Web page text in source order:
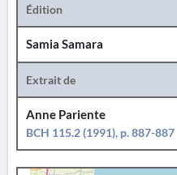
Édition
Samia Samara
Extrait de
Anne Pariente
BCH 115.2 (1991), p. 887-887